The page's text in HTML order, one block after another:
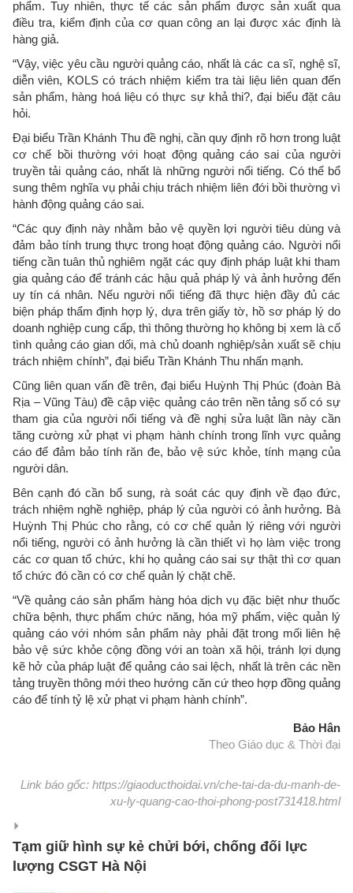
phẩm. Tuy nhiên, thực tế các sản phẩm được sản xuất qua
điều tra, kiểm định của cơ quan công an lại được xác định là
hàng giả.
“Vậy, việc yêu cầu người quảng cáo, nhất là các ca sĩ, nghệ sĩ,
diễn viên, KOLS có trách nhiệm kiểm tra tài liệu liên quan đến
sản phẩm, hàng hoá liệu có thực sự khả thi?, đại biểu đặt câu
hỏi.
Đại biểu Trần Khánh Thu đề nghị, cần quy định rõ hơn trong luật
cơ chế bồi thường với hoạt động quảng cáo sai của người
truyền tải quảng cáo, nhất là những người nổi tiếng. Có thể bổ
sung thêm nghĩa vụ phải chịu trách nhiệm liên đới bồi thường vì
hành động quảng cáo sai.
“Các quy định này nhằm bảo vệ quyền lợi người tiêu dùng và
đảm bảo tính trung thực trong hoạt động quảng cáo. Người nổi
tiếng cần tuân thủ nghiêm ngặt các quy định pháp luật khi tham
gia quảng cáo để tránh các hậu quả pháp lý và ảnh hưởng đến
uy tín cá nhân. Nếu người nổi tiếng đã thực hiện đầy đủ các
biện pháp thẩm định hợp lý, dựa trên giấy tờ, hồ sơ pháp lý do
doanh nghiệp cung cấp, thì thông thường họ không bị xem là cố
tình quảng cáo gian dối, mà chủ doanh nghiệp/sản xuất sẽ chịu
trách nhiệm chính”, đại biểu Trần Khánh Thu nhấn mạnh.
Cũng liên quan vấn đề trên, đại biểu Huỳnh Thị Phúc (đoàn Bà
Rịa – Vũng Tàu) đề cập việc quảng cáo trên nền tảng số có sự
tham gia của người nổi tiếng và đề nghị sửa luật lần này cần
tăng cường xử phạt vi phạm hành chính trong lĩnh vực quảng
cáo để đảm bảo tính răn đe, bảo vệ sức khỏe, tính mạng của
người dân.
Bên cạnh đó cần bổ sung, rà soát các quy định về đạo đức,
trách nhiệm nghề nghiệp, pháp lý của người có ảnh hưởng. Bà
Huỳnh Thị Phúc cho rằng, có cơ chế quản lý riêng với người
nổi tiếng, người có ảnh hưởng là cần thiết vì họ làm việc trong
các cơ quan tổ chức, khi họ quảng cáo sai sự thật thì cơ quan
tổ chức đó cần có cơ chế quản lý chặt chẽ.
“Về quảng cáo sản phẩm hàng hóa dịch vụ đặc biệt như thuốc
chữa bệnh, thực phẩm chức năng, hóa mỹ phẩm, việc quản lý
quảng cáo với nhóm sản phẩm này phải đặt trong mối liên hệ
bảo vệ sức khỏe cộng đồng với an toàn xã hội, tránh lợi dụng
kẽ hở của pháp luật để quảng cáo sai lệch, nhất là trên các nền
tảng truyền thông mới theo hướng căn cứ theo hợp đồng quảng
cáo để tính tỷ lệ xử phạt vi phạm hành chính”.
Bảo Hân
Theo Giáo dục & Thời đại
Link báo gốc: https://giaoducthoidai.vn/che-tai-da-du-manh-de-
xu-ly-quang-cao-thoi-phong-post731418.html
Tạm giữ hình sự kẻ chửi bới, chống đối lực
lượng CSGT Hà Nội